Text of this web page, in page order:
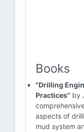
Books
"Drilling
Practices" by
aspects of
mud system